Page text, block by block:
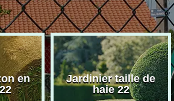
en
Jardinier taille de
haie 22